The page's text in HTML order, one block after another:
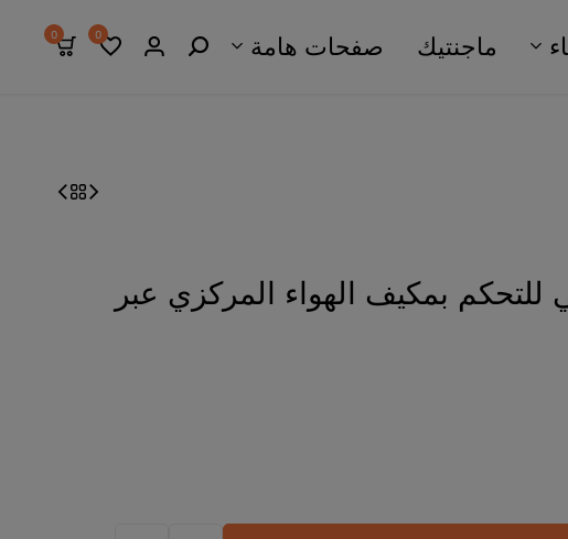
ماجنتيك صفحات هامة 0
0
بمكيف الهواء المركزي عبر